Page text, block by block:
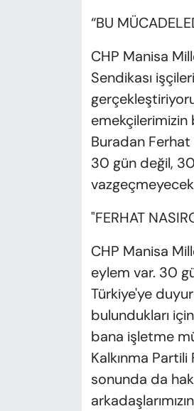
“BU
CHP Manisa
Sendikası
emekçilerimizin
Buradan
30 gün değil,
"FERHAT
CHP Manisa
eylem var. 30
Türkiye'ye
bulundukları
bana işletme
Kalkınma
sonunda da